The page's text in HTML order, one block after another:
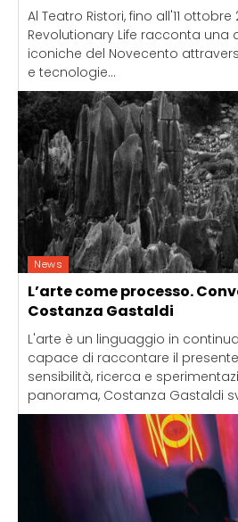
Al Teatro Ristori, fino all'11 ottobre
Revolutionary Life racconta una
iconiche del Novecento
e tecnologie...
News
L’arte come processo.
Costanza Gastaldi
L'arte è un linguaggio in
capace di raccontare il
sensibilità, ricerca e
panorama, Costanza Gastaldi